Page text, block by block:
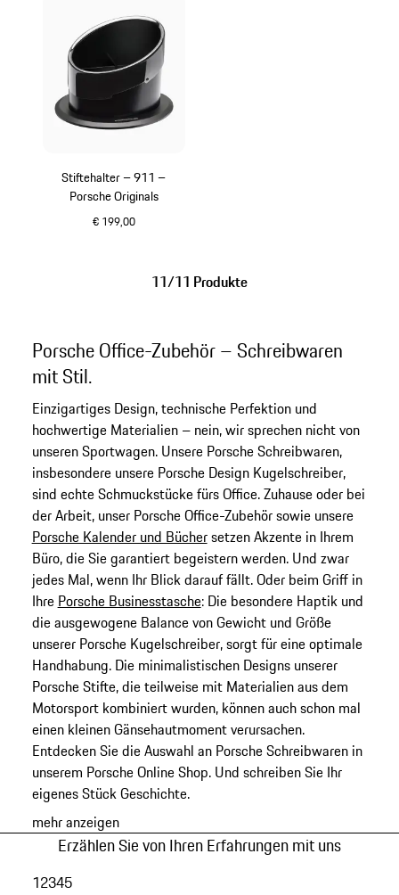
Stiftehalter – 911 –
Porsche Originals
€ 199,00
11/11 Produkte
Porsche Office-Zubehör – Schreibwaren
mit Stil.
Einzigartiges Design, technische Perfektion und
hochwertige Materialien – nein, wir sprechen nicht von
unseren Sportwagen. Unsere Porsche Schreibwaren,
insbesondere unsere Porsche Design Kugelschreiber,
sind echte Schmuckstücke fürs Office. Zuhause oder bei
der Arbeit, unser Porsche Office-Zubehör sowie unsere
Porsche Kalender und Büchersetzen Akzente in Ihrem
Büro, die Sie garantiert begeistern werden. Und zwar
jedes Mal, wenn Ihr Blick darauf fällt. Oder beim Griff in
Ihre Porsche Businesstasche: Die besondere Haptik und
die ausgewogene Balance von Gewicht und Größe
unserer Porsche Kugelschreiber, sorgt für eine optimale
Handhabung. Die minimalistischen Designs unserer
Porsche Stifte, die teilweise mit Materialien aus dem
Motorsport kombiniert wurden, können auch schon mal
einen kleinen Gänsehautmoment verursachen.
Entdecken Sie die Auswahl an Porsche Schreibwaren in
unserem Porsche Online Shop. Und schreiben Sie Ihr
eigenes Stück Geschichte.
mehr anzeigen
Erzählen Sie von Ihren Erfahrungen mit uns
12345